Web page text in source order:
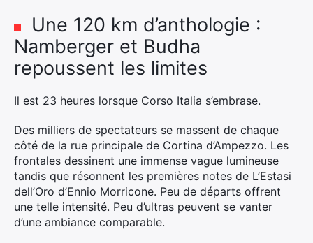
Une 120 km d’anthologie :
Namberger et Budha
repoussent les limites
Il est 23 heures lorsque Corso Italia s’embrase.
Des milliers de spectateurs se massent de chaque
côté de la rue principale de Cortina d’Ampezzo. Les
frontales dessinent une immense vague lumineuse
tandis que résonnent les premières notes de L’Estasi
dell’Oro d’Ennio Morricone. Peu de départs offrent
une telle intensité. Peu d’ultras peuvent se vanter
d’une ambiance comparable.